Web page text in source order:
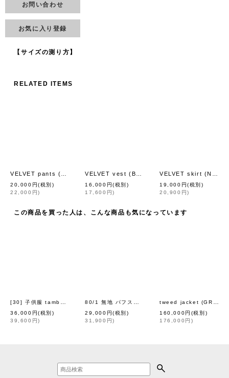
お問い合わせ
お気に入り登録
【サイズの測り方】
RELATED ITEMS
fig London ]
20,000 円(税別)
22,000 円)
fig London]
16,000 円(税別)
17,600 円)
19,000 円(税別)
20,900 円)
この商品を買った人は、こんな商品も気になっています
[mina perhonen
36,000 円(税別)
39,600 円)
[
29,000 円(税別)
31,900 円)
160,000円 (税別)
176,000 円 )